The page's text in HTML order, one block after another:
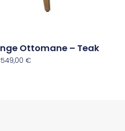
Ottomane – Teak
549,00 €